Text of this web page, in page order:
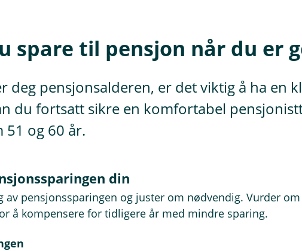
spare til pensjon når du er
deg pensjonsalderen, er det viktig å ha en
du fortsatt sikre en komfortabel
51 og 60 år.
din
av pensjonssparingen og juster om nødvendig. Vurder om
å kompensere for tidligere år med mindre sparing.